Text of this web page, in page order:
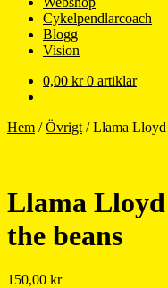
Cykelpendlarcoach
Blogg
Vision
0,00 kr 0 artiklar
Hem /Övrigt /Llama Lloyd
Llama
the beans
150,00 kr